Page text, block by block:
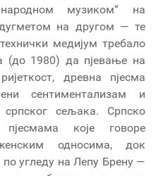
народном музиком“ на
на другом — те
медијум требало
(до 1980) да пјевање на
древна пјесма
сентиментализам и
сељака. Српско
које говоре
односима, док
угледу на Лепу Брену —